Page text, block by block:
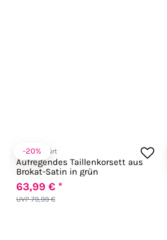
-20%
Zugeschnürt
Aufregendes Taillenkorsett aus
Brokat-Satin in grün
UVP 79,99 €
63,99 € *